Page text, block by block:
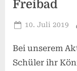
Freibad
Posted
10. Juli 2019
Bei unserem
Schüler ihr